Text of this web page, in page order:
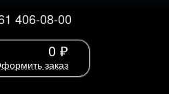
406-08-00
0 ₽
заказ